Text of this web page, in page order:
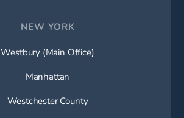
NEW YORK
Westbury (Main Office)
Manhattan
Westchester County